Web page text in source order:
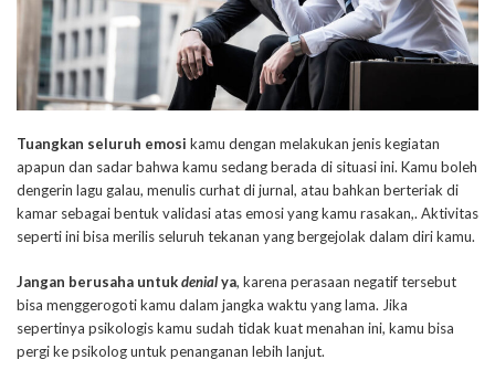
Tuangkan seluruh emosi kamu dengan melakukan jenis kegiatan
apapun dan sadar bahwa kamu sedang berada di situasi ini. Kamu boleh
dengerin lagu galau, menulis curhat di jurnal, atau bahkan berteriak di
kamar sebagai bentuk validasi atas emosi yang kamu rasakan,. Aktivitas
seperti ini bisa merilis seluruh tekanan yang bergejolak dalam diri kamu.
Jangan berusaha untukdenialya, karena perasaan negatif tersebut
bisa menggerogoti kamu dalam jangka waktu yang lama. Jika
sepertinya psikologis kamu sudah tidak kuat menahan ini, kamu bisa
pergi ke psikolog untuk penanganan lebih lanjut.